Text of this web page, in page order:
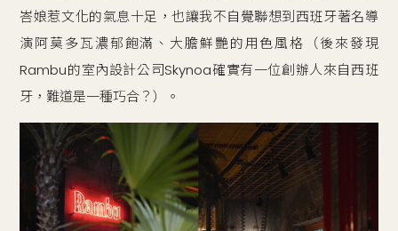
峇娘惹文化的氣息十足，也讓我不自覺聯想到西班牙著名導
演阿莫多瓦濃郁飽滿、大膽鮮艷的用色風格（後來發現
Rambu的室內設計公司Skynoa確實有一位創辦人來自西班
牙，難道是一種巧合？）。